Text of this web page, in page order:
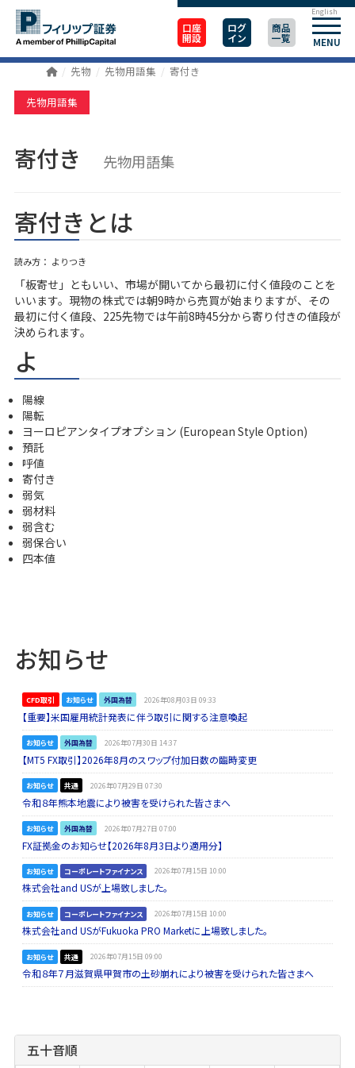
口座
開設
ログ
イン
商品
一覧 MENU
English
先物 先物用語集 寄付き
先物用語集
寄付き 先物用語集
寄付きとは
読み方： よりつき
「板寄せ」ともいい、市場が開いてから最初に付く値段のことを
いいます。現物の株式では朝9時から売買が始まりますが、その
最初に付く値段、225先物では午前8時45分から寄り付きの値段が
決められます。
よ
陽線
陽転
ヨーロピアンタイプオプション (European Style Option)
預託
呼値
寄付き
弱気
弱材料
弱含む
弱保合い
四本値
お知らせ
CFD取引 お知らせ 外国為替 2026年08月03日 09:33
【重要】米国雇用統計発表に伴う取引に関する注意喚起
お知らせ 外国為替 2026年07月30日 14:37
【MT5 FX取引】2026年8月のスワップ付加日数の臨時変更
お知らせ 共通 2026年07月29日 07:30
令和８年熊本地震により被害を受けられた皆さまへ
お知らせ 外国為替 2026年07月27日 07:00
FX証拠金のお知らせ【2026年8月3日より適用分】
お知らせ コーポレートファイナンス 2026年07月15日 10:00
株式会社and USが上場致しました。
お知らせ コーポレートファイナンス 2026年07月15日 10:00
株式会社and USがFukuoka PRO Marketに上場致しました。
お知らせ 共通 2026年07月15日 09:00
令和８年７月滋賀県甲賀市の土砂崩れにより被害を受けられた皆さまへ
五十音順